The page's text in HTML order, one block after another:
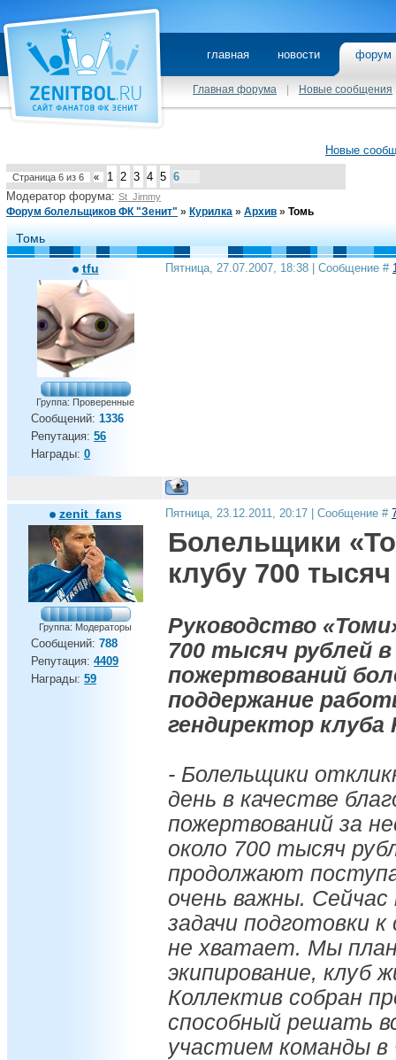
главная новости
Главная форума Новые сообщения
Новые
Страница 6 из 6 « 1 2 3 4 5 6
Модератор форума: St_Jimmy
Форум болельщиков ФК "Зенит" » Курилка » Архив » Томь
Томь
tfu
Группа: Проверенные
Сообщений: 1336
Репутация: 56
Награды: 0
Пятница, 27.07.2007, 18:38 | Сообщение #
zenit_fans
Группа: Модераторы
Сообщений: 788
Репутация: 4409
Награды: 59
Пятница, 23.12.2011, 20:17 | Сообщение #
Болельщики
клубу 700
Руководство
700 тысяч рублей
пожертвований
поддержание
гендиректор
- Болельщики
день в качестве
пожертвований за
около 700 тысяч
продолжают
очень важны.
задачи подготовки
не хватает. Мы
экипирование, клуб
Коллектив собран
способный решать
участием команды